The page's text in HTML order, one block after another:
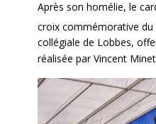
Après son homélie, le
croix commémorative du
collégiale de Lobbes,
réalisée par Vincent